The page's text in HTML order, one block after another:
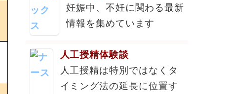
妊娠中、不妊に関わる最新
情報を集めています
人工授精体験談
人工授精は特別ではなくタ
イミング法の延長に位置す